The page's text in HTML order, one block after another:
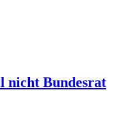
nicht Bundesrat